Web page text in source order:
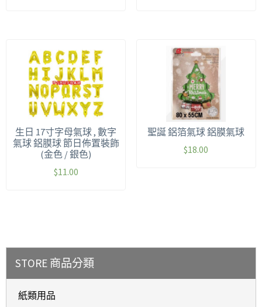
生日 17寸字母氣球 , 數字
氣球 鋁膜球 節日佈置裝飾
(金色 / 銀色)
$11.00
聖誕 鋁箔氣球 鋁膜氣球
$18.00
STORE 商品分類
紙類用品